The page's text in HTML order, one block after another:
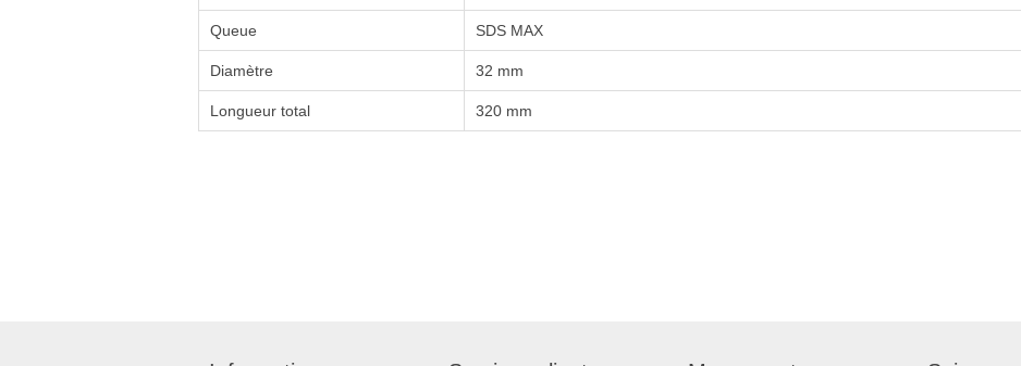
Queue SDS MAX
Diamètre 32 mm
Longueur total 320 mm